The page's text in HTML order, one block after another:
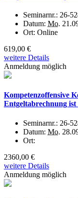
Seminarnr.: 26-
Datum: Mo.
Ort: Online
619,00 €
weitere Details
Anmeldung möglich
Kompetenzoffensive
Entgeltabrechnung
Seminarnr.: 26-
Datum: Mo.
Ort:
2360,00 €
weitere Details
Anmeldung möglich